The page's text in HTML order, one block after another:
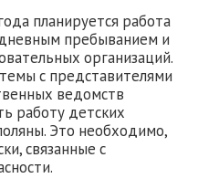
планируется работа
пребыванием и
организаций.
с представителями
ведомств
работу детских
Это необходимо,
связанные с